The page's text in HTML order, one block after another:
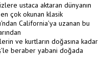
ustaca aktaran dünyanın
çok okunan klasik
California'ya uzanan bu
ve kurtların doğasına kadar
beraber yabani doğada